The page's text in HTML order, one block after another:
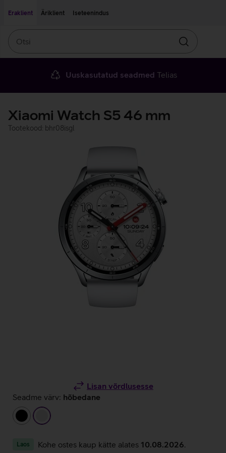
Eraklient
Äriklient Iseteenindus
Otsin
Uuskasutatud seadmed Telias
Xiaomi Watch S5 46 mm
Tootekood: bhr08isgl
Lisan võrdlusesse
Seadme värv: hõbedane
must
hõbedane
Laos Kohe ostes kaup kätte alates 10.08.2026